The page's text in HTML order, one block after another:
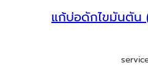
แก้บ่อดักไขมันตัน